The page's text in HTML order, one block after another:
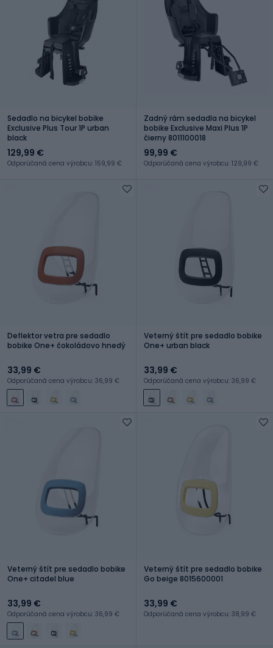
Sedadlo na bicykel bobike
Exclusive Plus Tour 1P urban
black
129,99 €
Odporúčaná cena výrobcu: 159,99 €
Zadný rám sedadla na bicykel
bobike Exclusive Maxi Plus 1P
čierny 8011100018
99,99 €
Odporúčaná cena výrobcu: 129,99 €
Deflektor vetra pre sedadlo
bobike One+ čokoládovo hnedý
33,99 €
Odporúčaná cena výrobcu: 36,99 €
Veterný štít pre sedadlo bobike
One+ urban black
33,99 €
Odporúčaná cena výrobcu: 36,99 €
Veterný štít pre sedadlo bobike
One+ citadel blue
33,99 €
Odporúčaná cena výrobcu: 36,99 €
Veterný štít pre sedadlo bobike
Go beige 8015600001
33,99 €
Odporúčaná cena výrobcu: 38,99 €